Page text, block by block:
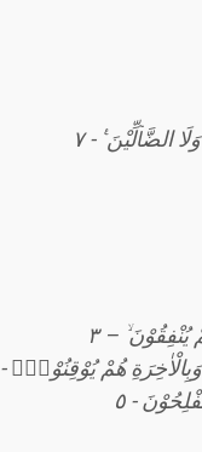
الضَّاۤلِّيْنَ ࣖ - ٧
يُنْفِقُوْنَ ۙ – ٣
هُمْ يُوْقِنُوْنَۗ - ٤
- ٥